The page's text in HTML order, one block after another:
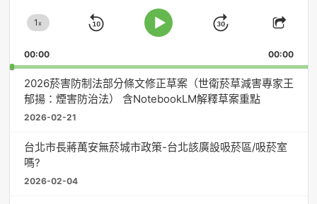
Change
Rate
1x
Skip
Play
Jump
Forward
Share
00:00 00:00
2026菸害防制法部分條文修正草案（世衛菸草減害專家王
郁揚：煙害防治法） 含NotebookLM解釋草案重點
2026-02-21
台北市長蔣萬安無菸城市政策-台北該廣設吸菸區/吸菸室
嗎?
2026-02-04